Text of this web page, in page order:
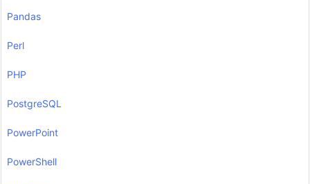
Pandas
Perl
PHP
PostgreSQL
PowerPoint
PowerShell